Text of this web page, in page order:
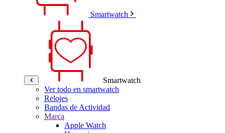
Smartwatch
Smartwatch
Ver todo en smartwatch
Relojes
Bandas de Actividad
Marca
Apple Watch